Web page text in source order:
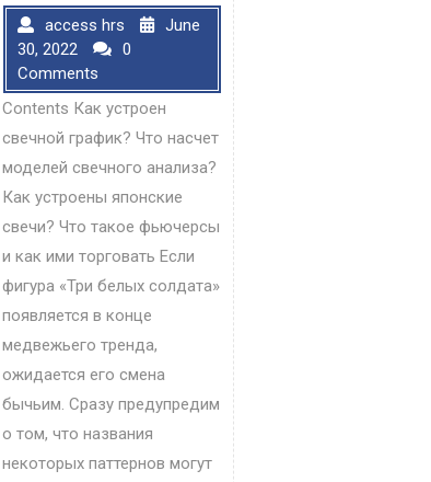
access hrs
June
30, 2022
0
Comments
Contents Как устроен
свечной график? Что насчет
моделей свечного анализа?
Как устроены японские
свечи? Что такое фьючерсы
и как ими торговать Если
фигура «Три белых солдата»
появляется в конце
медвежьего тренда,
ожидается его смена
бычьим. Сразу предупредим
о том, что названия
некоторых паттернов могут